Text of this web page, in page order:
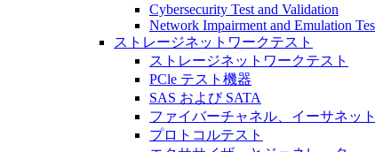
Cybersecurity Test and Validation
Network Impairment and Emulation
ストレージネットワークテスト
ストレージネットワークテスト
PCle テスト機器
SAS および SATA
ファイバーチャネル、イーサネッ
プロトコルテスト